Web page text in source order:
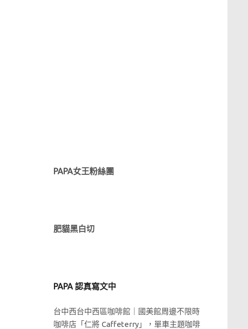
PAPA女王粉絲團
肥貓黑白切
PAPA 認真寫文中
台中西台中西區咖啡館｜國美館周邊不限時
咖啡店「仁將 Caffeterry」，單車主題咖啡